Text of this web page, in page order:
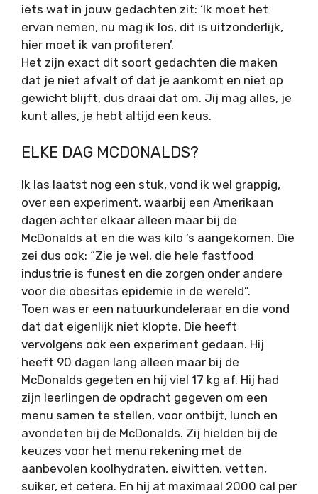
iets wat in jouw gedachten zit: ‘Ik moet het
ervan nemen, nu mag ik los, dit is uitzonderlijk,
hier moet ik van profiteren’.
Het zijn exact dit soort gedachten die maken
dat je niet afvalt of dat je aankomt en niet op
gewicht blijft, dus draai dat om. Jij mag alles, je
kunt alles, je hebt altijd een keus.
ELKE DAG MCDONALDS?
Ik las laatst nog een stuk, vond ik wel grappig,
over een experiment, waarbij een Amerikaan
dagen achter elkaar alleen maar bij de
McDonalds at en die was kilo ’s aangekomen. Die
zei dus ook: “Zie je wel, die hele fastfood
industrie is funest en die zorgen onder andere
voor die obesitas epidemie in de wereld”.
Toen was er een natuurkundeleraar en die vond
dat dat eigenlijk niet klopte. Die heeft
vervolgens ook een experiment gedaan. Hij
heeft 90 dagen lang alleen maar bij de
McDonalds gegeten en hij viel 17 kg af. Hij had
zijn leerlingen de opdracht gegeven om een
menu samen te stellen, voor ontbijt, lunch en
avondeten bij de McDonalds. Zij hielden bij de
keuzes voor het menu rekening met de
aanbevolen koolhydraten, eiwitten, vetten,
suiker, et cetera. En hij at maximaal 2000 cal per